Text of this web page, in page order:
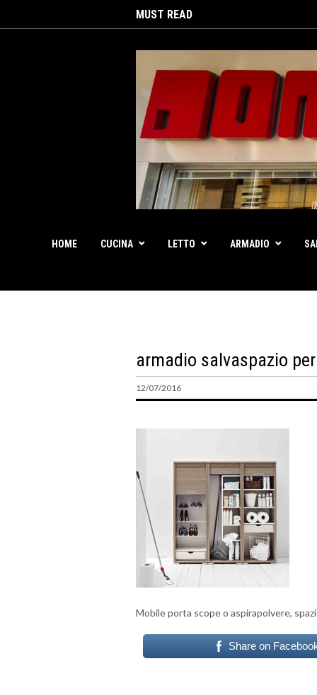
MUST READ
HOME CUCINA LETTO ARMADIO
armadio salvaspazio
12/07/2016
Mobile porta scope o aspirapolvere,
Share on